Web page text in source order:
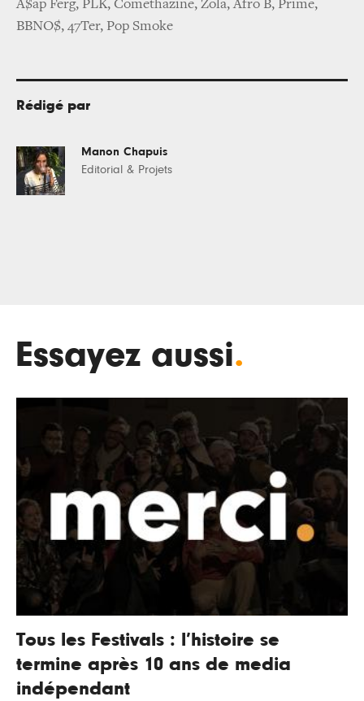
A$ap Ferg, PLK, Comethazine, Zola, Afro B, Prime,
BBNO$, 47Ter, Pop Smoke
Rédigé par
Manon Chapuis
Editorial & Projets
Essayez aussi.
Tous les Festivals : l’histoire se
termine après 10 ans de media
indépendant